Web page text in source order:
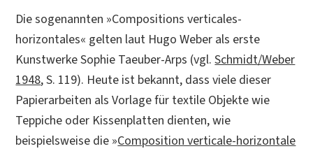
Die sogenannten »Compositions verticales-
horizontales« gelten laut Hugo Weber als erste
Kunstwerke Sophie Taeuber-Arps (vgl.Schmidt/Weber
1948, S. 119). Heute ist bekannt, dass viele dieser
Papierarbeiten als Vorlage für textile Objekte wie
Teppiche oder Kissenplatten dienten, wie
beispielsweise die »Composition verticale-horizontale